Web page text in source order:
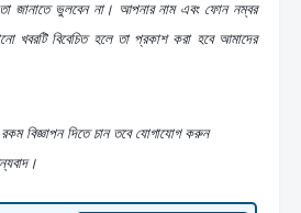
জানাতে ভুলবেন না। আপনার নাম এবং ফোন নম্বর
খবরটি বিবেচিত হলে তা প্রকাশ করা হবে আমাদের